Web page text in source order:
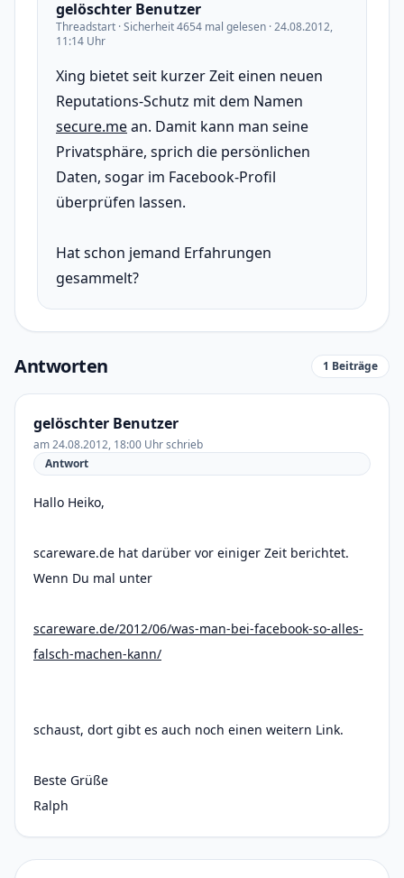
gelöschter Benutzer
Threadstart · Sicherheit 4654 mal gelesen · 24.08.2012,
11:14 Uhr
Xing bietet seit kurzer Zeit einen neuen
Reputations-Schutz mit dem Namen
secure.mean. Damit kann man seine
Privatsphäre, sprich die persönlichen
Daten, sogar im Facebook-Profil
überprüfen lassen.
Hat schon jemand Erfahrungen
gesammelt?
Antworten 1 Beiträge
gelöschter Benutzer
am 24.08.2012, 18:00 Uhr schrieb
Antwort
Hallo Heiko,
scareware.de hat darüber vor einiger Zeit berichtet.
Wenn Du mal unter
scareware.de/2012/06/was-man-bei-facebook-so-alles-
falsch-machen-kann/
schaust, dort gibt es auch noch einen weitern Link.
Beste Grüße
Ralph